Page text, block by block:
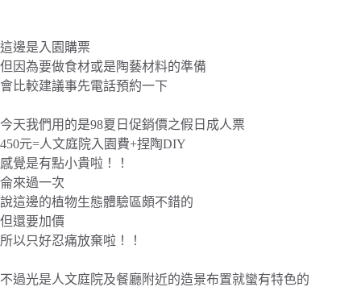
這邊是入園購票
但因為要做食材或是陶藝材料的準備
會比較建議事先電話預約一下
今天我們用的是98夏日促銷價之假日成人票
450元=人文庭院入園費+捏陶DIY
感覺是有點小貴啦！！
侖來過一次
說這邊的植物生態體驗區頗不錯的
但還要加價
所以只好忍痛放棄啦！！
不過光是人文庭院及餐廳附近的造景布置就蠻有特色的